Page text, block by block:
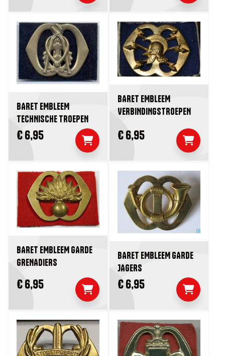
BARET EMBLEEM
TECHNISCHE TROEPEN
€ 6,95
BARET EMBLEEM
VERBINDINGSTROEPEN
€ 6,95
BARET EMBLEEM GARDE
GRENADIERS
€ 6,95
BARET EMBLEEM GARDE
JAGERS
€ 6,95